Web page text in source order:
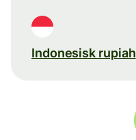
Indonesisk rupiah